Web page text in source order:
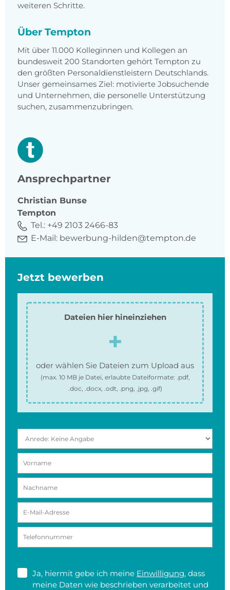
weiteren Schritte.
Über Tempton
Mit über 11.000 Kolleginnen und Kollegen an
bundesweit 200 Standorten gehört Tempton zu
den größten Personaldienstleistern Deutschlands.
Unser gemeinsames Ziel: motivierte Jobsuchende
und Unternehmen, die personelle Unterstützung
suchen, zusammenzubringen.
Ansprechpartner
Christian Bunse
Tempton
Tel.: +49 2103 2466-83
E-Mail: bewerbung-hilden@tempton.de
Jetzt bewerben
Dateien hier hineinziehen
oder wählen Sie Dateien zum Upload aus
(max. 10 MBje Datei, erlaubte Dateiformate: .pdf,
.doc, .docx, .odt, .png, .jpg, .gif)
Ja, hiermit gebe ich meine Einwilligung, dass
meine Daten wie beschrieben verarbeitet und